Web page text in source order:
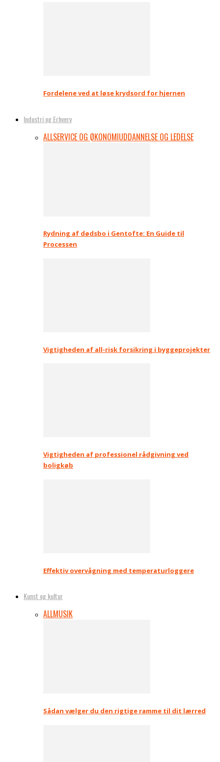
Fordelene ved at løse krydsord for hjernen
Industri og Erhverv
ALLSERVICE OG ØKONOMIUDDANNELSE OG LEDELSE
Rydning af dødsbo i Gentofte: En Guide til
Processen
Vigtigheden af all-risk forsikring i byggeprojekter
Vigtigheden af professionel rådgivning ved
boligkøb
Effektiv overvågning med temperaturloggere
Kunst og kultur
ALLMUSIK
Sådan vælger du den rigtige ramme til dit lærred